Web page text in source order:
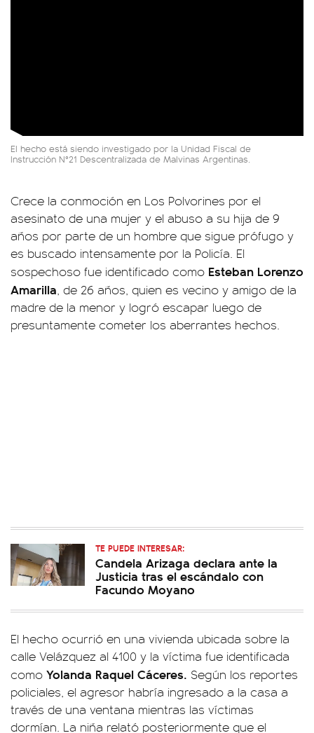
El hecho está siendo investigado por la Unidad Fiscal de
Instrucción N°21 Descentralizada de Malvinas Argentinas.
Crece la conmoción en Los Polvorines por el
asesinato de una mujer y el abuso a su hija de 9
años por parte de un hombre que sigue prófugo y
es buscado intensamente por la Policía. El
sospechoso fue identificado como Esteban Lorenzo
Amarilla, de 26 años, quien es vecino y amigo de la
madre de la menor y logró escapar luego de
presuntamente cometer los aberrantes hechos.
TE PUEDE INTERESAR:
Candela Arizaga declara ante la
Justicia tras el escándalo con
Facundo Moyano
El hecho ocurrió en una vivienda ubicada sobre la
calle Velázquez al 4100 y la víctima fue identificada
como Yolanda Raquel Cáceres. Según los reportes
policiales, el agresor habría ingresado a la casa a
través de una ventana mientras las víctimas
dormían. La niña relató posteriormente que el